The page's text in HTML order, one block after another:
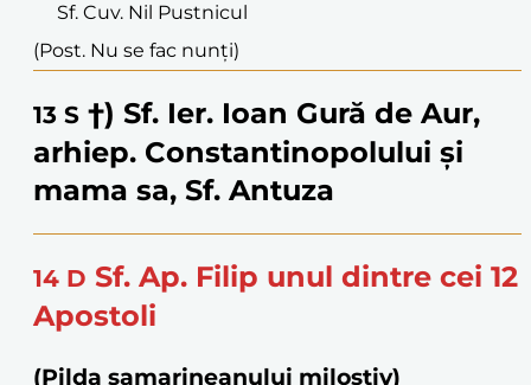
Sf. Cuv. Nil Pustnicul
(Post. Nu se fac nunți)
13 S †) Sf. Ier. Ioan Gură de Aur,
arhiep. Constantinopolului și
mama sa, Sf. Antuza
14 D Sf. Ap. Filip unul dintre cei 12
Apostoli
(Pilda samarineanului milostiv)